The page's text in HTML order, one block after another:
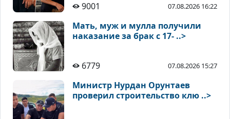
9001 07.08.2026 16:22
Мать, муж и мулла получили
наказание за брак с 17- ..>
6779 07.08.2026 15:27
Министр Нурдан Орунтаев
проверил строительство клю ..>